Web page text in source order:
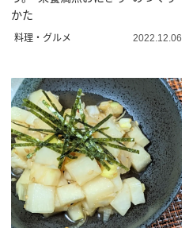
かた
料理・グルメ 2022.12.06